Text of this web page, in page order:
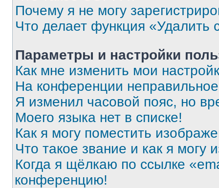
Почему я не могу
Что делает функция «Удалить
Параметры и настройки
Как мне изменить мои
На конференции
Я изменил часовой пояс, но
Моего языка нет в списке!
Как я могу поместить
Что такое звание и как я могу
Когда я щёлкаю по ссылке
конференцию!